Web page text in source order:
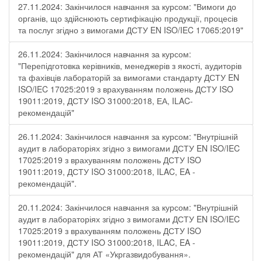
27.11.2024: Закінчилося навчання за курсом: "Вимоги до
органів, що здійснюють сертифікацію продукції, процесів
та послуг згідно з вимогами ДСТУ EN ISO/IEC 17065:2019"
26.11.2024: Закінчилося навчання за курсом:
"Перепідготовка керівників, менеджерів з якості, аудиторів
та фахівців лабораторій за вимогами стандарту ДСТУ EN
ISO/IEC 17025:2019 з врахуванням положень ДСТУ ISO
19011:2019, ДСТУ ISO 31000:2018, ЕА, ILAC-
рекомендацій"
26.11.2024: Закінчилося навчання за курсом: "Внутрішній
аудит в лабораторіях згідно з вимогами ДСТУ EN ISO/IEC
17025:2019 з врахуванням положень ДСТУ ISO
19011:2019, ДСТУ ISO 31000:2018, ILAC, EA -
рекомендацій".
20.11.2024: Закінчилося навчання за курсом: "Внутрішній
аудит в лабораторіях згідно з вимогами ДСТУ EN ISO/IEC
17025:2019 з врахуванням положень ДСТУ ISO
19011:2019, ДСТУ ISO 31000:2018, ILAC, EA -
рекомендацій" для АТ «Укргазвидобування».